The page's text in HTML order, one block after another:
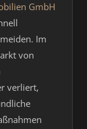
GmbH
Im
von
verliert,